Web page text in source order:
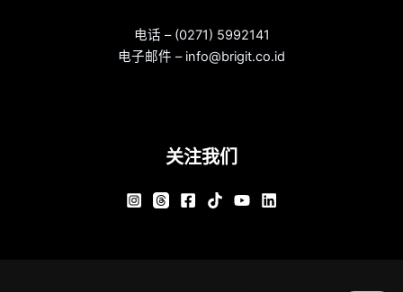
电话 – (0271) 5992141
电子邮件 – info@brigit.co.id
关注我们